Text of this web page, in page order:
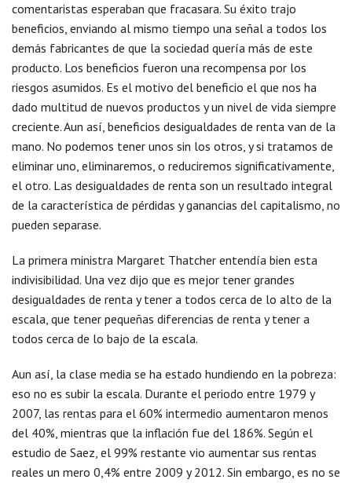
comentaristas esperaban que fracasara. Su éxito trajo
beneficios, enviando al mismo tiempo una señal a todos los
demás fabricantes de que la sociedad quería más de este
producto. Los beneficios fueron una recompensa por los
riesgos asumidos. Es el motivo del beneficio el que nos ha
dado multitud de nuevos productos y un nivel de vida siempre
creciente. Aun así, beneficios desigualdades de renta van de la
mano. No podemos tener unos sin los otros, y si tratamos de
eliminar uno, eliminaremos, o reduciremos significativamente,
el otro. Las desigualdades de renta son un resultado integral
de la característica de pérdidas y ganancias del capitalismo, no
pueden separase.
La primera ministra Margaret Thatcher entendía bien esta
indivisibilidad. Una vez dijo que es mejor tener grandes
desigualdades de renta y tener a todos cerca de lo alto de la
escala, que tener pequeñas diferencias de renta y tener a
todos cerca de lo bajo de la escala.
Aun así, la clase media se ha estado hundiendo en la pobreza:
eso no es subir la escala. Durante el periodo entre 1979 y
2007, las rentas para el 60% intermedio aumentaron menos
del 40%, mientras que la inflación fue del 186%. Según el
estudio de Saez, el 99% restante vio aumentar sus rentas
reales un mero 0,4% entre 2009 y 2012. Sin embargo, es no se